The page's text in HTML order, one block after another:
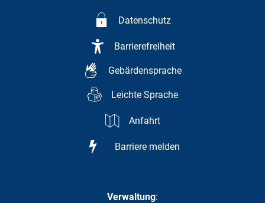
Datenschutz
Barrierefreiheit
Gebärdensprache
Leichte Sprache
Anfahrt
Barriere melden
Verwaltung: